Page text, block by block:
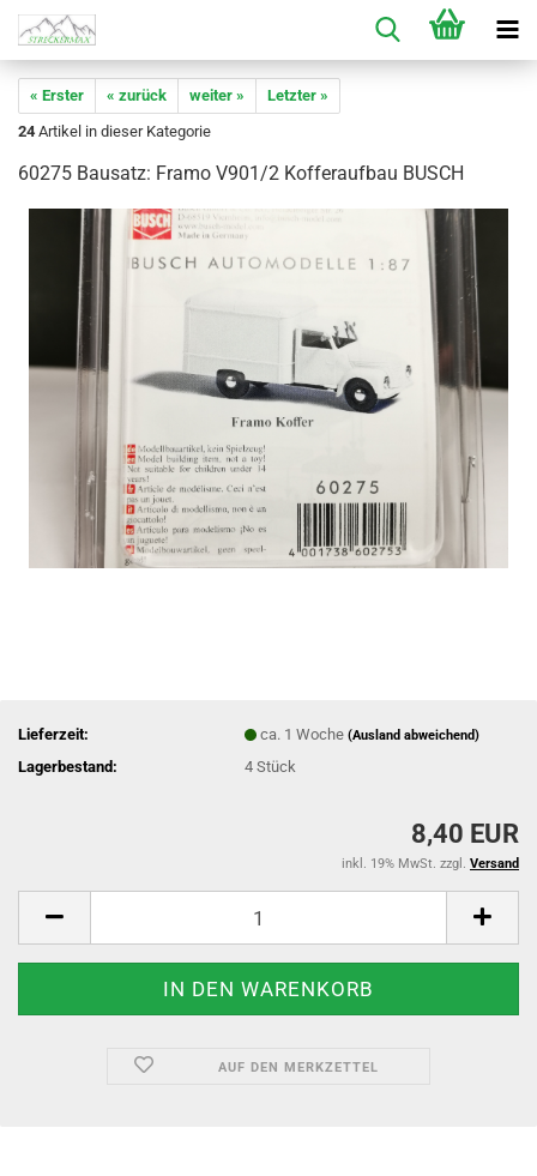
« Erster « zurück weiter »
Letzter »
24 Artikel in dieser Kategorie
60275 Bausatz: Framo V901/2 Kofferaufbau BUSCH
Lieferzeit: ca. 1 Woche(Ausland abweichend)
Lagerbestand: 4Stück
8,40 EUR
inkl. 19% MwSt. zzgl. Versand
AUF DEN MERKZETTEL